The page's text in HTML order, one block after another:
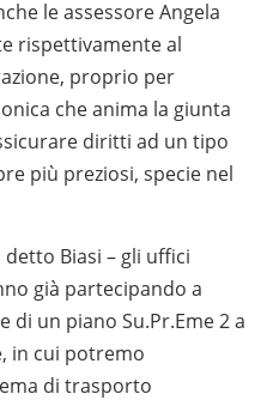
le assessore Angela
rispettivamente al
proprio per
che anima la giunta
diritti ad un tipo
più preziosi, specie nel
Biasi – gli uffici
già partecipando a
un piano Su.Pr.Eme 2 a
in cui potremo
di trasporto